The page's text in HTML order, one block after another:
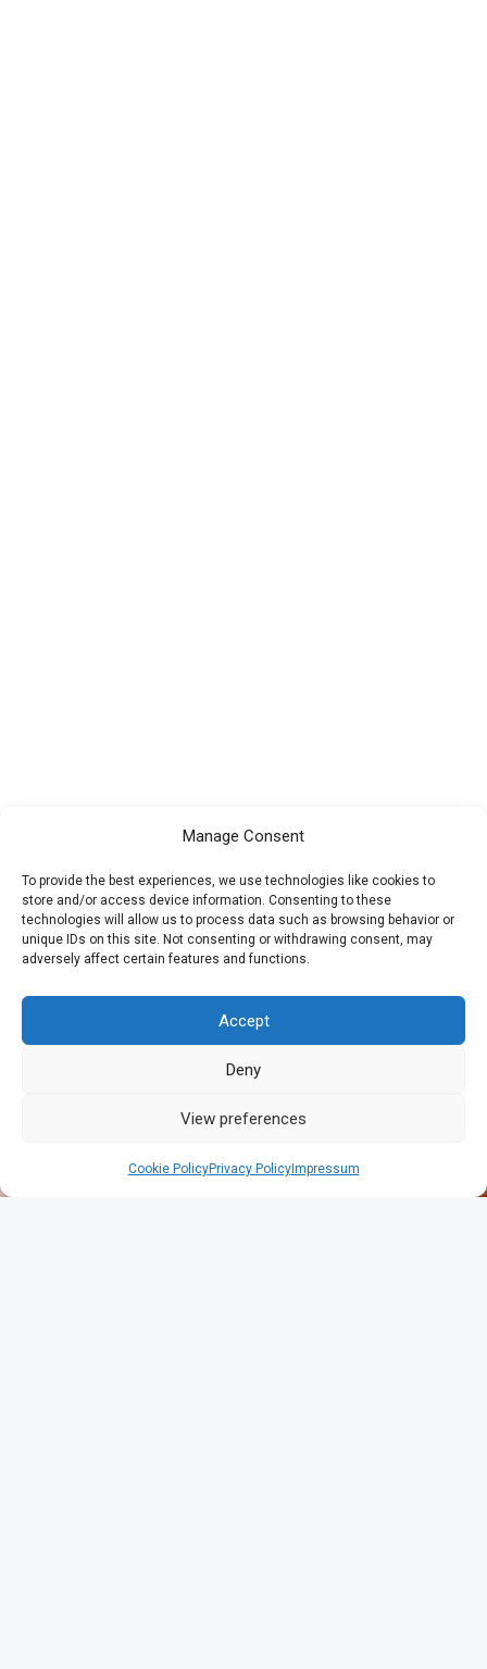
Manage Consent
To provide the best experiences, we use technologies like cookies to
store and/or access device information. Consenting to these
technologies will allow us to process data such as browsing behavior or
unique IDs on this site. Not consenting or withdrawing consent, may
adversely affect certain features and functions.
Accept
Deny
View preferences
Cookie PolicyPrivacy PolicyImpressum